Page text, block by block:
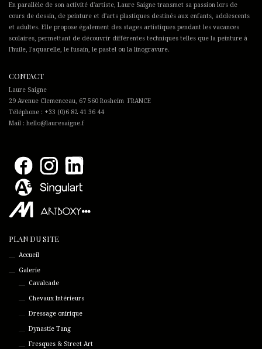
En parallèle de son activité d'artiste, Laure Saigne transmet sa passion lors de
cours de dessin, de peinture et d'arts plastiques destinés aux enfants, adolescents
et adultes. Elle propose également des stages artistiques pendant les vacances
scolaires, permettant de découvrir différentes techniques telles que la peinture à
l'huile, l'aquarelle, le fusain, le pastel ou la linogravure.
CONTACT
Laure Saigne
29 Avenue Clemenceau, 67 560 Rosheim FRANCE
Téléphone : +33 (0)6 82 41 36 44
Mail : hello@lauresaigne.f
PLAN DU SITE
Accueil
Galerie
Cavalcade
Chevaux Intérieurs
Dressage onirique
Dynastie Tang
Fresques & Street Art